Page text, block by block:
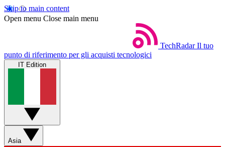
Skip to main content
Open menu Close main menu
TechRadar Il tuo
punto di riferimento per gli acquisti tecnologici
IT Edition
Asia